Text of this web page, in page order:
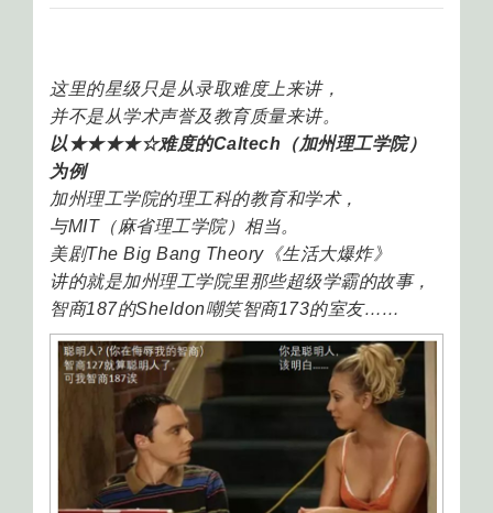
这里的星级只是从录取难度上来讲，
并不是从学术声誉及教育质量来讲。
以★★★★☆难度的Caltech（加州理工学院）
为例
加州理工学院的理工科的教育和学术，
与MIT（麻省理工学院）相当。
美剧The Big Bang Theory《生活大爆炸》
讲的就是加州理工学院里那些超级学霸的故事，
智商187的Sheldon嘲笑智商173的室友……